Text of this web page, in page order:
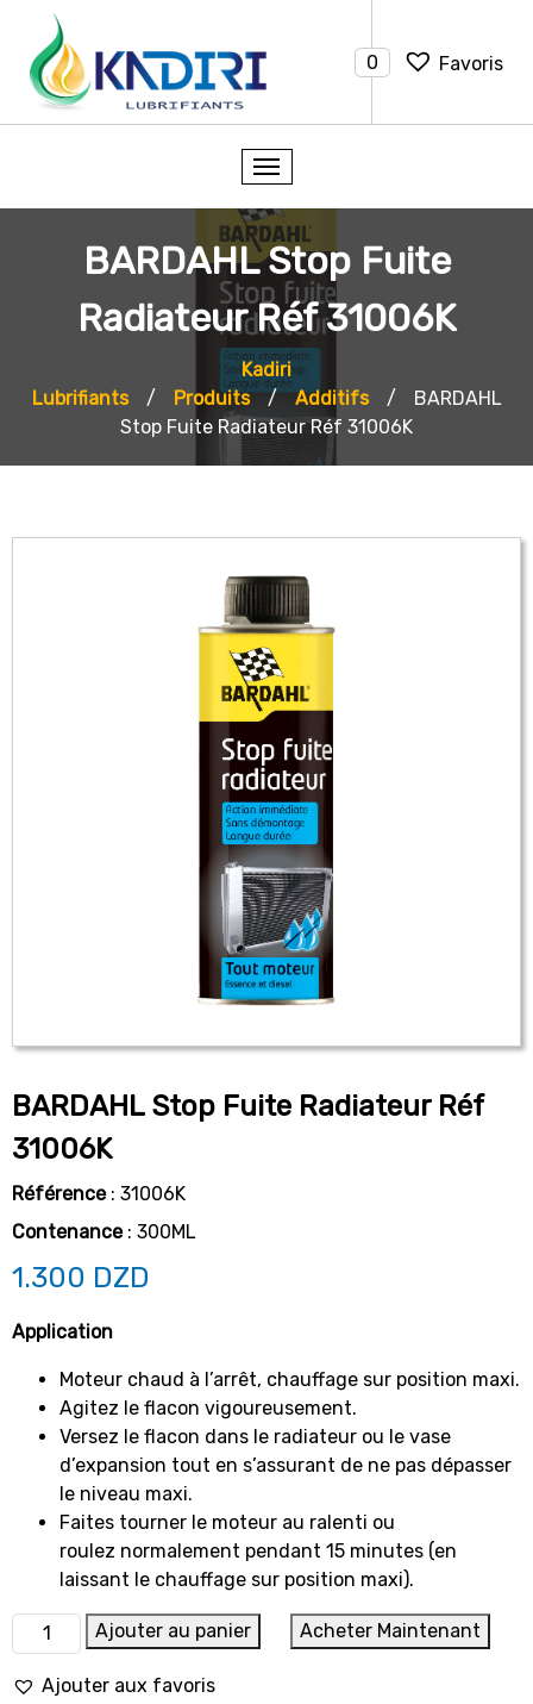
Favoris
0
BARDAHL Stop Fuite
Radiateur Réf 31006K
Kadiri
Lubrifiants
/ Produits / Additifs /
BARDAHL
Stop Fuite Radiateur Réf 31006K
BARDAHL Stop Fuite Radiateur Réf
31006K
Référence: 31006K
Contenance: 300ML
1.300 DZD
Application
Moteur chaud à l’arrêt, chauffage sur position maxi.
Agitez le flacon vigoureusement.
Versez le flacon dans le radiateur ou le vase
d’expansion tout en s’assurant de ne pas dépasser
le niveau maxi.
Faites tourner le moteur au ralenti ou
roulez normalement pendant 15 minutes (en
laissant le chauffage sur position maxi).
quantité
de
BARDAHL
Ajouter au panier Acheter Maintenant
Ajouter aux favoris